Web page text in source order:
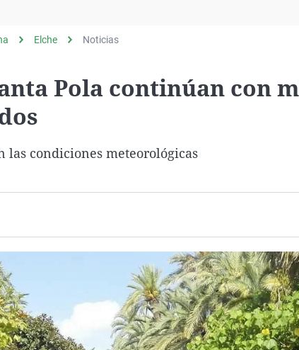
Elche Noticias
Pola continúan con
las condiciones meteorológicas